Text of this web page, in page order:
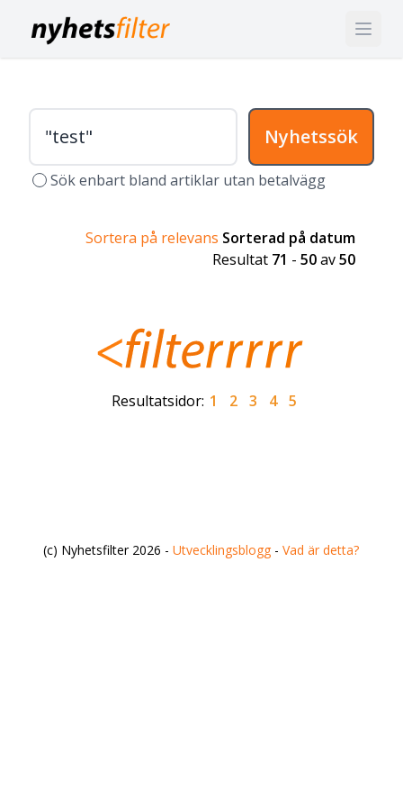
Nyhetssök
Sök enbart bland artiklar utan betalvägg
Sortera på relevans Sorterad på datum
Resultat 71 - 50av50
Resultatsidor: 1 2 3 4 5
(c) Nyhetsfilter 2026 -Utvecklingsblogg -Vad är detta?